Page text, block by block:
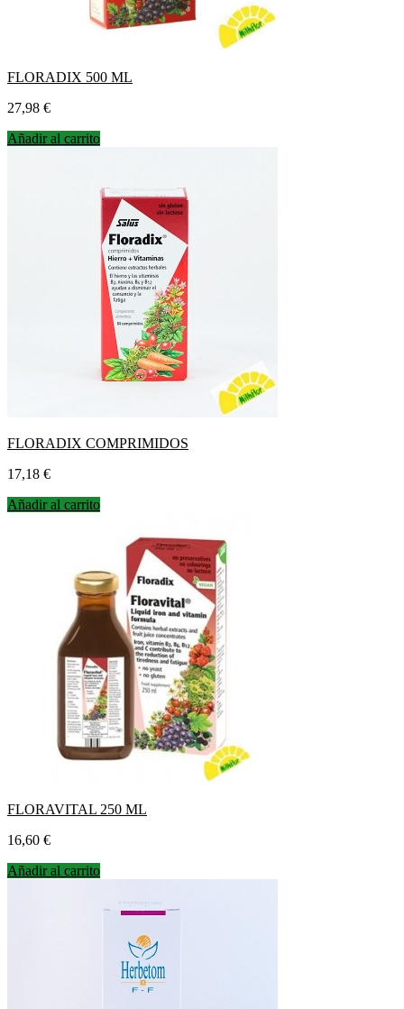
FLORADIX 500 ML
Precio
27,98 €
Añadir al carrito
FLORADIX COMPRIMIDOS
Precio
17,18 €
Añadir al carrito
FLORAVITAL 250 ML
Precio
16,60 €
Añadir al carrito